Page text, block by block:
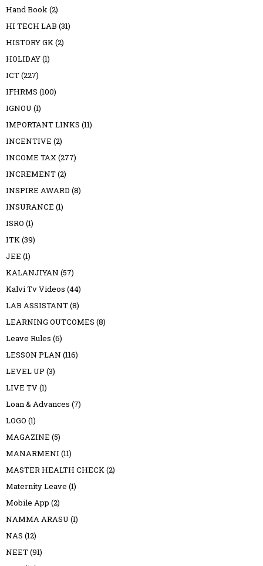
Hand Book(2)
HI TECH LAB (31)
HISTORY GK(2)
HOLIDAY(1)
ICT(227)
IFHRMS (100)
IGNOU (1)
IMPORTANT LINKS (11)
INCENTIVE (2)
INCOME TAX(277)
INCREMENT(2)
INSPIRE AWARD (8)
INSURANCE (1)
ISRO (1)
ITK(39)
JEE (1)
KALANJIYAN (57)
Kalvi Tv Videos (44)
LAB ASSISTANT(8)
LEARNING OUTCOMES (8)
Leave Rules (6)
LESSON PLAN (116)
LEVEL UP (3)
LIVE TV(1)
Loan & Advances (7)
LOGO (1)
MAGAZINE (5)
MANARMENI (11)
MASTER HEALTH CHECK(2)
Maternity Leave (1)
Mobile App (2)
NAMMA ARASU (1)
NAS (12)
NEET(91)